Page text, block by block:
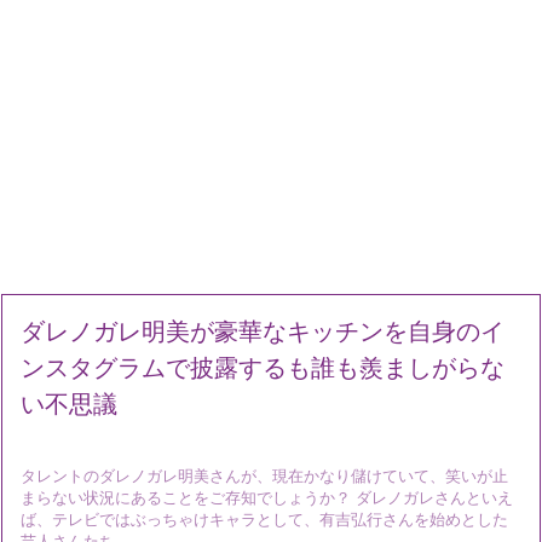
ダレノガレ明美が豪華なキッチンを自身のイ
ンスタグラムで披露するも誰も羨ましがらな
い不思議
タレントのダレノガレ明美さんが、現在かなり儲けていて、笑いが止
まらない状況にあることをご存知でしょうか？ ダレノガレさんといえ
ば、テレビではぶっちゃけキャラとして、有吉弘行さんを始めとした